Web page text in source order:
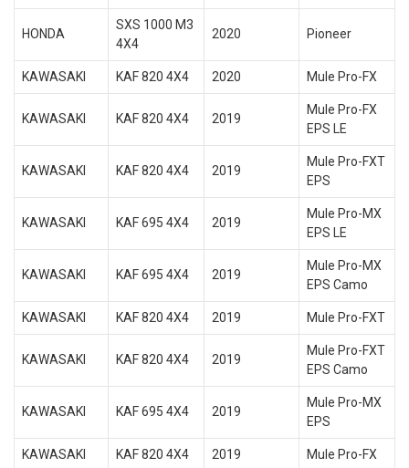
HONDA
SXS 1000 M3
4X4
2020 Pioneer
KAWASAKI KAF 820 4X4 2020 Mule Pro-FX
KAWASAKI KAF 820 4X4 2019
Mule Pro-FX
EPS LE
KAWASAKI KAF 820 4X4 2019
Mule Pro-FXT
EPS
KAWASAKI KAF 695 4X4 2019
Mule Pro-MX
EPS LE
KAWASAKI KAF 695 4X4 2019
Mule Pro-MX
EPS Camo
KAWASAKI KAF 820 4X4 2019 Mule Pro-FXT
KAWASAKI KAF 820 4X4 2019
Mule Pro-FXT
EPS Camo
KAWASAKI KAF 695 4X4 2019
Mule Pro-MX
EPS
KAWASAKI KAF 820 4X4 2019 Mule Pro-FX